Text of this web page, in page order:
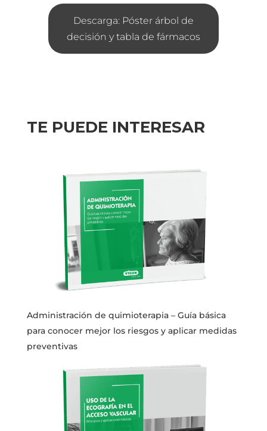
Descarga: Póster árbol de
decisión y tabla de fármacos
TE PUEDE INTERESAR
Administración de quimioterapia – Guía básica
para conocer mejor los riesgos y aplicar medidas
preventivas